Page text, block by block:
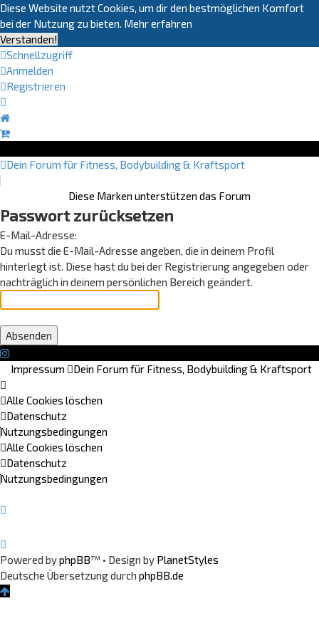
Diese Website nutzt Cookies, um dir den bestmöglichen Komfort
bei der Nutzung zu bieten. Mehr erfahren
Verstanden!
Schnellzugriff
Anmelden
Registrieren
Dein Forum für Fitness, Bodybuilding & Kraftsport
Diese Marken unterstützen das Forum
Passwort zurücksetzen
E-Mail-Adresse:
Du musst die E-Mail-Adresse angeben, die in deinem Profil
hinterlegt ist. Diese hast du bei der Registrierung angegeben oder
nachträglich in deinem persönlichen Bereich geändert.
Impressum Dein Forum für Fitness, Bodybuilding & Kraftsport
Alle Cookies löschen
Datenschutz
Nutzungsbedingungen
Alle Cookies löschen
Datenschutz
Nutzungsbedingungen
Powered byphpBB™ • Design by PlanetStyles
Deutsche Übersetzung durch phpBB.de